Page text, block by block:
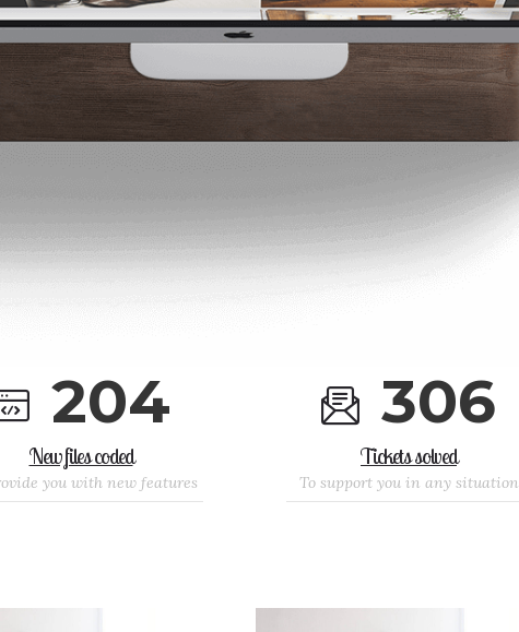
204
New files coded
you with new features
306
Tickets solved
To support you in any situation